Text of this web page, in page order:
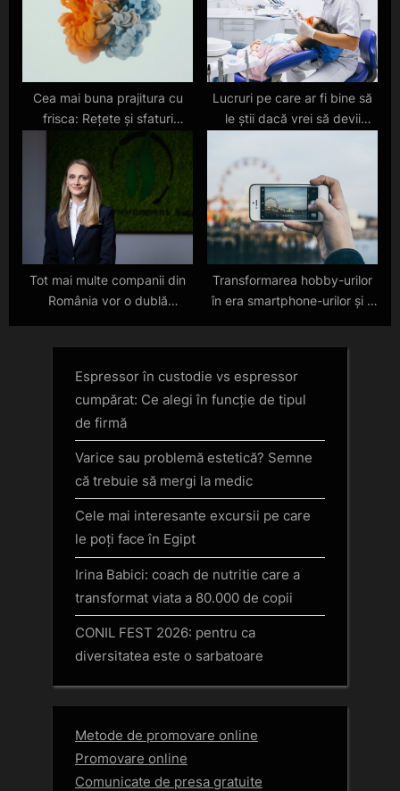
Cea mai buna prajitura cu
frisca: Rețete și sfaturi
practice
Lucruri pe care ar fi bine să
le știi dacă vrei să devii
Tot mai multe companii din
România vor o dublă
Transformarea hobby-urilor
în era smartphone-urilor și a
Espressor în custodie vs espressor
cumpărat: Ce alegi în funcție de tipul
de firmă
Varice sau problemă estetică? Semne
că trebuie să mergi la medic
Cele mai interesante excursii pe care
le poți face în Egipt
Irina Babici: coach de nutritie care a
transformat viata a 80.000 de copii
CONIL FEST 2026: pentru ca
diversitatea este o sarbatoare
Metode de promovare online
Promovare online
Comunicate de presa gratuite